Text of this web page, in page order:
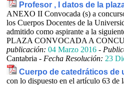
Profesor , I datos de la
ANEXO II Convocada (s) a
los Cuerpos Docentes de la
admitido como aspirante a la
PLAZA CONVOCADA A
publicación: 04 Marzo 2016 -
Cantabria - Fecha Resolución: 23
Cuerpo de catedráticos de
con lo dispuesto en el artículo 63 de